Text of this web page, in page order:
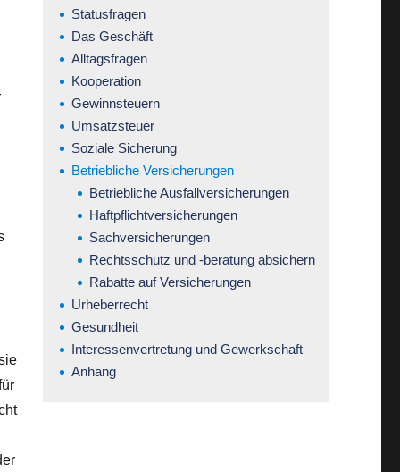
Statusfragen
Das Geschäft
Alltagsfragen
Kooperation
Gewinnsteuern
Umsatzsteuer
Soziale Sicherung
Betriebliche Versicherungen
Betriebliche Ausfallversicherungen
Haftpflichtversicherungen
Sachversicherungen
Rechtsschutz und -beratung absichern
Rabatte auf Versicherungen
Urheberrecht
Gesundheit
Interessenvertretung und Gewerkschaft
Anhang